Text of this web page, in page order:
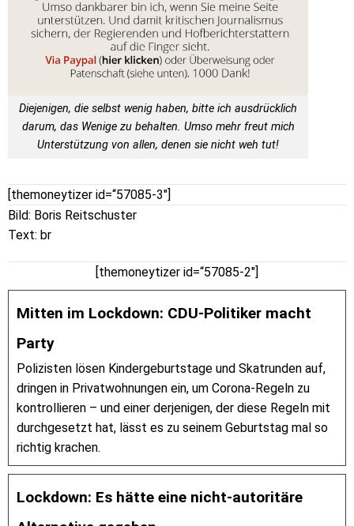
Diejenigen, die selbst wenig haben, bitte ich ausdrücklich
darum, das Wenige zu behalten. Umso mehr freut mich
Unterstützung von allen, denen sie nicht weh tut!
[themoneytizer id=“57085-3″]
Bild: Boris Reitschuster
Text: br
[themoneytizer id=“57085-2″]
Mitten im Lockdown: CDU-Politiker macht
Party
Polizisten lösen Kindergeburtstage und Skatrunden auf,
dringen in Privatwohnungen ein, um Corona-Regeln zu
kontrollieren – und einer derjenigen, der diese Regeln mit
durchgesetzt hat, lässt es zu seinem Geburtstag mal so
richtig krachen.
Lockdown: Es hätte eine nicht-autoritäre